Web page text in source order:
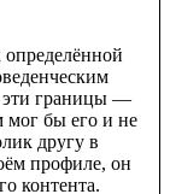
эти границы —
мог бы его и не
другу в
профиле, он
контента.